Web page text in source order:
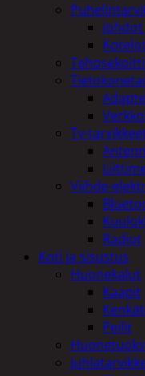
Tv-
Viihde-
Radiot
Koti ja sisustus
Huonekalut
Kaapit
Peilit